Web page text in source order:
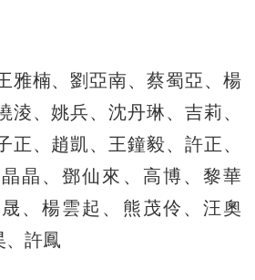
楠、劉亞南、蔡蜀亞、楊
淩、姚兵、沈丹琳、吉莉、
正、趙凱、王鐘毅、許正、
晶、鄧仙來、高博、黎華
、楊雲起、熊茂伶、汪奧
、許鳳